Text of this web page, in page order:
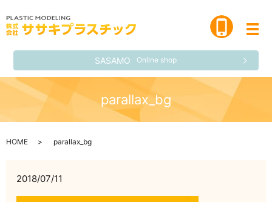
SASAMO Online shop
メ
parallax_bg
HOME parallax_bg
2018/07/11